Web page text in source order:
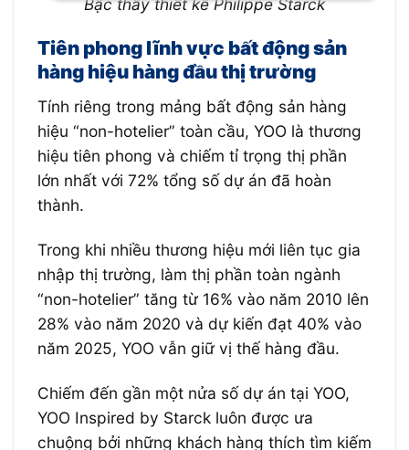
Bậc thầy thiết kế Philippe Starck
Tiên phong lĩnh vực bất động sản
hàng hiệu hàng đầu thị trường
Tính riêng trong mảng bất động sản hàng
hiệu “non-hotelier” toàn cầu, YOO là thương
hiệu tiên phong và chiếm tỉ trọng thị phần
lớn nhất với 72% tổng số dự án đã hoàn
thành.
Trong khi nhiều thương hiệu mới liên tục gia
nhập thị trường, làm thị phần toàn ngành
“non-hotelier” tăng từ 16% vào năm 2010 lên
28% vào năm 2020 và dự kiến đạt 40% vào
năm 2025, YOO vẫn giữ vị thế hàng đầu.
Chiếm đến gần một nửa số dự án tại YOO,
YOO Inspired by Starck luôn được ưa
chuộng bởi những khách hàng thích tìm kiếm